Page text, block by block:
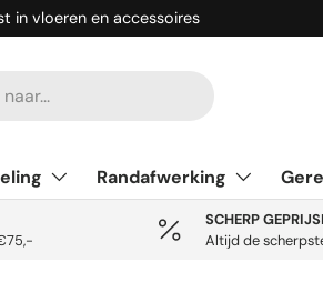
in vloeren en accessoires
Randafwerking
SCHERP
Altijd de